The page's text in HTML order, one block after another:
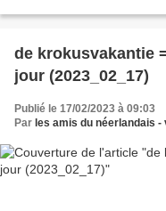
de krokusvakantie
jour (2023_02_17)
Publié le 17/02/2023 à 09:03
Par les amis du néerlandais -